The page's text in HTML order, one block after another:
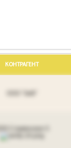
КОНТРАГЕНТ